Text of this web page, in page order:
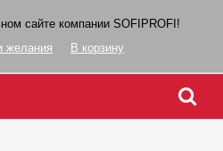
сайте компании SOFIPROFI!
желания В корзину